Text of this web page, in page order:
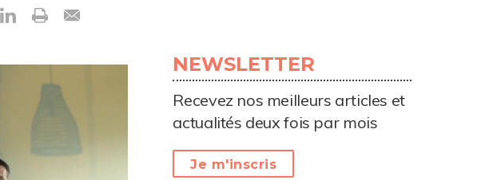
NEWSLETTER
Recevez nos meilleurs articles et
actualités deux fois par mois
Je m'inscris